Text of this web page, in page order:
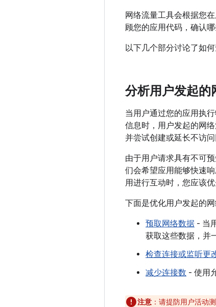
网络流量工具会根据您
顾您的应用代码，确认
以下几个部分讨论了如
分析用户发起的
当用户通过您的应用执
信息时，用户发起的网
并尝试创建或延长不访问
由于用户请求具有不可
们会希望应用能够快速
用进行互动时，您应该
下面是优化用户发起的
预取网络数据 - 当
获取这些数据，并
检查连接或监听更
减少连接数 - 使用
注意 ：请提防用户活动